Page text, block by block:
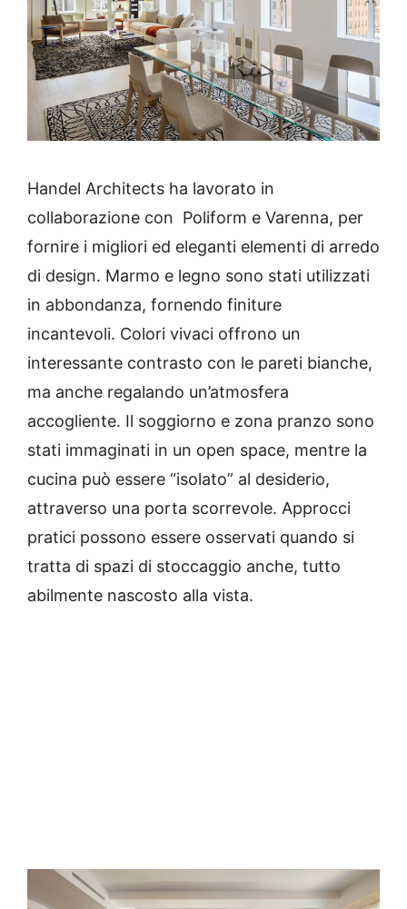
Handel Architects ha lavorato in
collaborazione con Poliform e Varenna, per
fornire i migliori ed eleganti elementi di arredo
di design. Marmo e legno sono stati utilizzati
in abbondanza, fornendo finiture
incantevoli. Colori vivaci offrono un
interessante contrasto con le pareti bianche,
ma anche regalando un’atmosfera
accogliente. Il soggiorno e zona pranzo sono
stati immaginati in un open space, mentre la
cucina può essere “isolato” al desiderio,
attraverso una porta scorrevole. Approcci
pratici possono essere osservati quando si
tratta di spazi di stoccaggio anche, tutto
abilmente nascosto alla vista.